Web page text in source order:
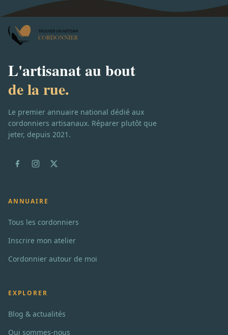
L'artisanat au bout
de la rue.
Le premier annuaire national dédié aux
cordonniers artisanaux. Réparer plutôt que
jeter, depuis 2021.
ANNUAIRE
Tous les cordonniers
Inscrire mon atelier
Cordonnier autour de moi
EXPLORER
Blog & actualités
Qui sommes-nous